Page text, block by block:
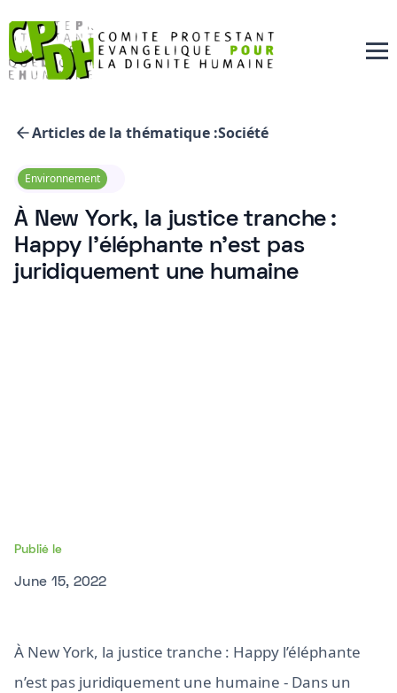
Articles de la thématique :Société
Environnement
À New York, la justice tranche :
Happy l’éléphante n’est pas
juridiquement une humaine
Publié le
June 15, 2022
À New York, la justice tranche : Happy l’éléphante
n’est pas juridiquement une humaine - Dans un